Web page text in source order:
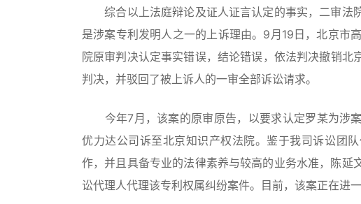
综合以上法庭辩论及证人证言认定的事实，二审法
是涉案专利发明人之一的上诉理由。9月19日，北京市
院原审判决认定事实错误，结论错误，依法判决撤销
判决，并驳回了被上诉人的一审全部诉讼请求。
今年7月，该案的原审原告，以要求认定罗某为涉
优力达公司诉至北京知识产权法院。鉴于我司诉讼团
作，并且具备专业的法律素养与较高的业务水准，陈
讼代理人代理该专利权属纠纷案件。目前，该案正在进一